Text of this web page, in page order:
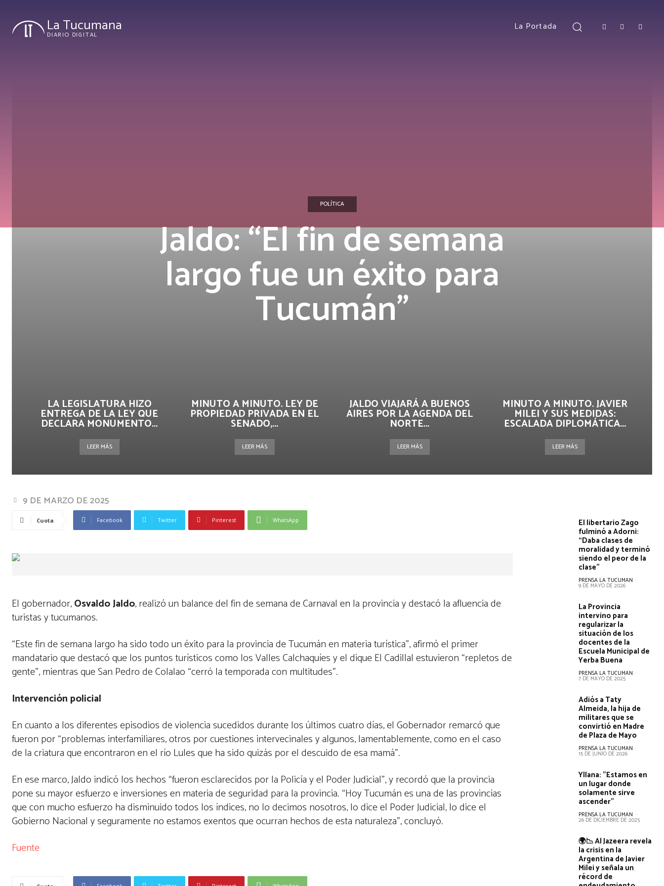
La Tucumana
DIARIO DIGITAL
La Portada
POLÍTICA
Jaldo: “El fin de semana
largo fue un éxito para
Tucumán”
LA LEGISLATURA HIZO
ENTREGA DE LA LEY QUE
DECLARA MONUMENTO...
LEER MÁS
MINUTO A MINUTO. LEY DE
PROPIEDAD PRIVADA EN EL
SENADO,...
LEER MÁS
JALDO VIAJARÁ A BUENOS
AIRES POR LA AGENDA DEL
NORTE...
LEER MÁS
MINUTO A MINUTO. JAVIER
MILEI Y SUS MEDIDAS:
ESCALADA DIPLOMÁTICA...
LEER MÁS
9 DE MARZO DE 2025
Cuota Facebook Twitter Pinterest WhatsApp
El gobernador,Osvaldo Jaldo, realizó un balance del fin de semana de Carnaval en la provincia y destacó la afluencia de
turistas y tucumanos.
“Este fin de semana largo ha sido todo un éxito para la provincia de Tucumán en materia turística”, afirmó el primer
mandatario que destacó que los puntos turísticos como los Valles Calchaquíes y el dique El Cadillal estuvieron “repletos de
gente”, mientras que San Pedro de Colalao “cerró la temporada con multitudes”.
Intervención policial
En cuanto a los diferentes episodios de violencia sucedidos durante los últimos cuatro días, el Gobernador remarcó que
fueron por “problemas interfamiliares, otros por cuestiones intervecinales y algunos, lamentablemente, como en el caso
de la criatura que encontraron en el río Lules que ha sido quizás por el descuido de esa mamá”.
En ese marco, Jaldo indicó los hechos “fueron esclarecidos por la Policía y el Poder Judicial”, y recordó que la provincia
pone su mayor esfuerzo e inversiones en materia de seguridad para la provincia. “Hoy Tucumán es una de las provincias
que con mucho esfuerzo ha disminuido todos los índices, no lo decimos nosotros, lo dice el Poder Judicial, lo dice el
Gobierno Nacional y seguramente no estamos exentos que ocurran hechos de esta naturaleza”, concluyó.
Fuente
El libertario Zago
fulminó a Adorni:
“Daba clases de
moralidad y terminó
siendo el peor de la
clase”
PRENSA LA TUCUMAN -
9 DE MAYO DE 2026
La Provincia
intervino para
regularizar la
situación de los
docentes de la
Escuela Municipal de
Yerba Buena
PRENSA LA TUCUMAN -
7 DE MAYO DE 2025
Adiós a Taty
Almeida, la hija de
militares que se
convirtió en Madre
de Plaza de Mayo
PRENSA LA TUCUMAN -
15 DE JUNIO DE 2026
Yllana: "Estamos en
un lugar donde
solamente sirve
ascender"
PRENSA LA TUCUMAN -
26 DE DICIEMBRE DE 2025
🌍📉 Al Jazeera revela
la crisis en la
Argentina de Javier
Milei y señala un
récord de